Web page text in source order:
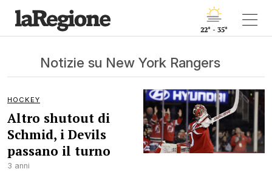
22° - 35°
Notizie su New York Rangers
HOCKEY
Altro shutout di
Schmid, i Devils
passano il turno
3 anni